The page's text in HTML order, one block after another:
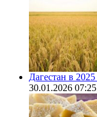
Дагестан в
30.01.2026 07:25